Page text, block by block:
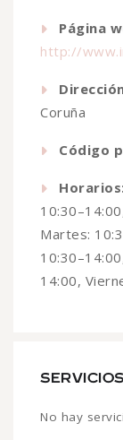
Página
http://
Coruña
Código
Martes:
14:00,
No hay